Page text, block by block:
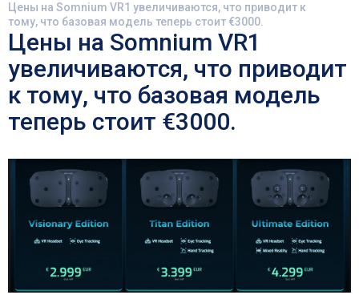
Цены на Somnium VR1 увеличиваются, что приводит к
тому, что базовая модель теперь стоит €3000.
Цены на Somnium VR1
увеличиваются, что приводит
к тому, что базовая модель
теперь стоит €3000.